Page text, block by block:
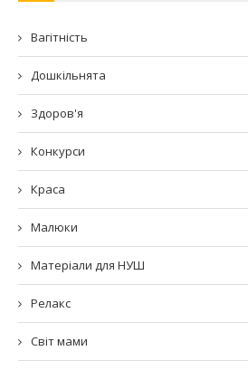
Вагітність
Дошкільнята
Здоров'я
Конкурси
Краса
Малюки
Матеріали для НУШ
Релакс
Світ мами